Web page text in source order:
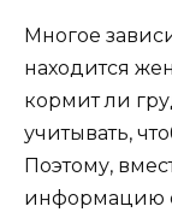
Многое
находится
кормит ли
учитывать,
Поэтому,
информацию о